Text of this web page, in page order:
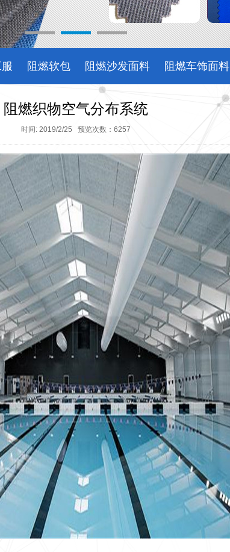
阻燃软包 阻燃沙发面料 阻燃车饰面料
阻燃织物空气分布系统
时间: 2019/2/25 预览次数：6257